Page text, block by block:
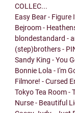
COLLEC...
Easy Bear - Figure
Bejroom -
blondestandard -
(step)brothers -
Sandy King - You
Bonnie Lola - I'm
Filmore! - Cursed
Tokyo Tea Room -
Nurse - Beautiful